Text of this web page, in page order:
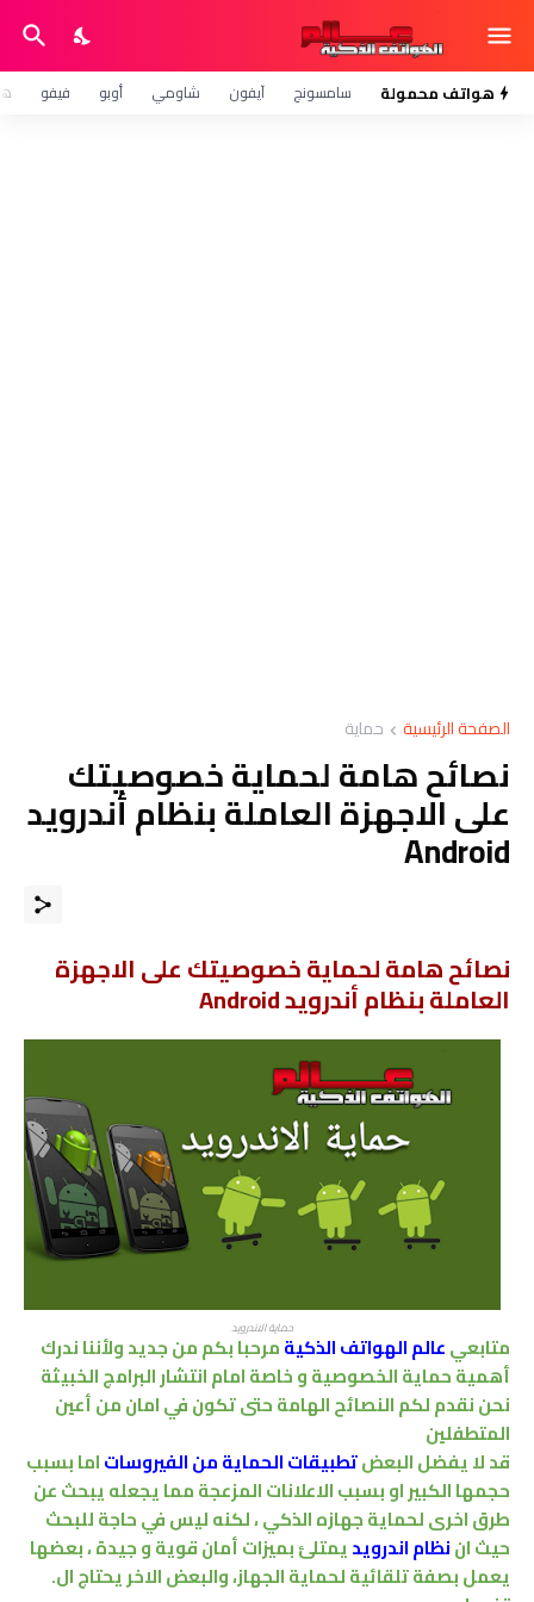
هواتف محمولة سامسونج آيفون شاومي أوبو فيفو
الصفحة الرئيسية حماية
نصائح هامة لحماية خصوصيتك
على الاجهزة العاملة بنظام أندرويد
Android
نصائح هامة لحماية خصوصيتك على الاجهزة
العاملة بنظام أندرويد Android
حماية الاندرويد
متابعيعالم الهواتف الذكيةمرحبا بكم من جديد ولأننا ندرك
أهمية حماية الخصوصية و خاصة امام انتشار البرامج الخبيثة
نحن نقدم لكم النصائح الهامة حتى تكون في امان من أعين
المتطفلين
قد لا يفضل البعضتطبيقات الحماية من الفيروساتاما بسبب
حجمها الكبير او بسبب الاعلانات المزعجة مما يجعله يبحث عن
طرق اخرى لحماية جهازه الذكي ، لكنه ليس في حاجة للبحث
حيث اننظام اندرويديمتلئ بميزات أمان قوية و جيدة ، بعضها
يعمل بصفة تلقائية لحماية الجهاز، والبعض الاخر يحتاج ال.